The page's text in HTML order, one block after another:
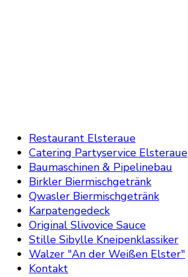
Restaurant Elsteraue
Catering Partyservice Elsteraue
Baumaschinen & Pipelinebau
Birkler Biermischgetränk
Qwasler Biermischgetränk
Karpatengedeck
Original Slivovice Sauce
Stille Sibylle Kneipenklassiker
Walzer "An der Weißen Elster"
Kontakt